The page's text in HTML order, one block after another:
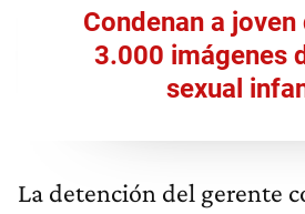
Condenan a
3.000 imágenes
sexual
La detención del gerente